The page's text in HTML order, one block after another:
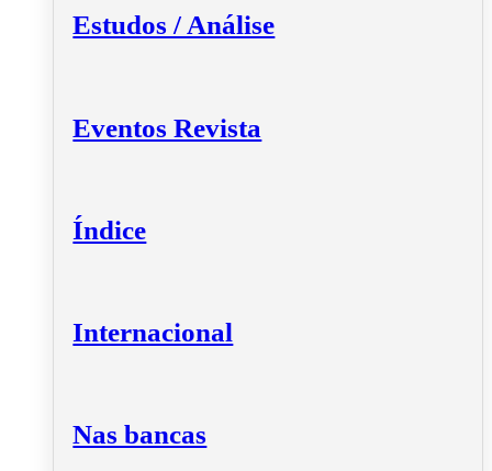
Estudos / Análise
Eventos Revista
Índice
Internacional
Nas bancas